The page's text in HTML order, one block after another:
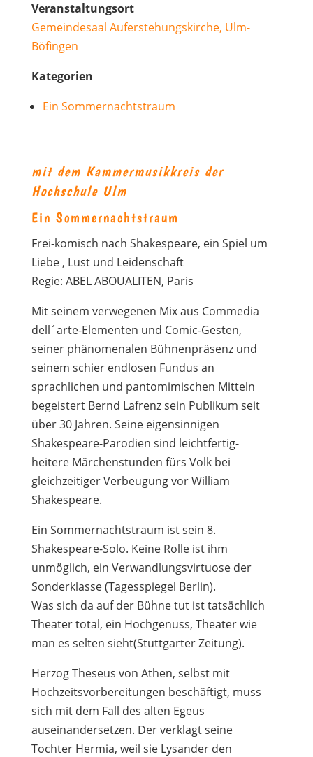
Veranstaltungsort
Gemeindesaal Auferstehungskirche, Ulm-
Böfingen
Kategorien
Ein Sommernachtstraum
mit dem Kammermusikkreis der
Hochschule Ulm
Ein Sommernachtstraum
Frei-komisch nach Shakespeare, ein Spiel um
Liebe , Lust und Leidenschaft
Regie: ABEL ABOUALITEN, Paris
Mit seinem verwegenen Mix aus Commedia
dell´arte-Elementen und Comic-Gesten,
seiner phänomenalen Bühnenpräsenz und
seinem schier endlosen Fundus an
sprachlichen und pantomimischen Mitteln
begeistert Bernd Lafrenz sein Publikum seit
über 30 Jahren. Seine eigensinnigen
Shakespeare-Parodien sind leichtfertig-
heitere Märchenstunden fürs Volk bei
gleichzeitiger Verbeugung vor William
Shakespeare.
Ein Sommernachtstraum ist sein 8.
Shakespeare-Solo. Keine Rolle ist ihm
unmöglich, ein Verwandlungsvirtuose der
Sonderklasse (Tagesspiegel Berlin).
Was sich da auf der Bühne tut ist tatsächlich
Theater total, ein Hochgenuss, Theater wie
man es selten sieht(Stuttgarter Zeitung).
Herzog Theseus von Athen, selbst mit
Hochzeitsvorbereitungen beschäftigt, muss
sich mit dem Fall des alten Egeus
auseinandersetzen. Der verklagt seine
Tochter Hermia, weil sie Lysander den